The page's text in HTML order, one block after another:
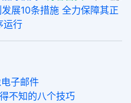
展10条措施 全力保障其正
运行
子邮件
不知的八个技巧